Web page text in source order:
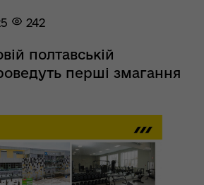
242
полтавській
перші змагання